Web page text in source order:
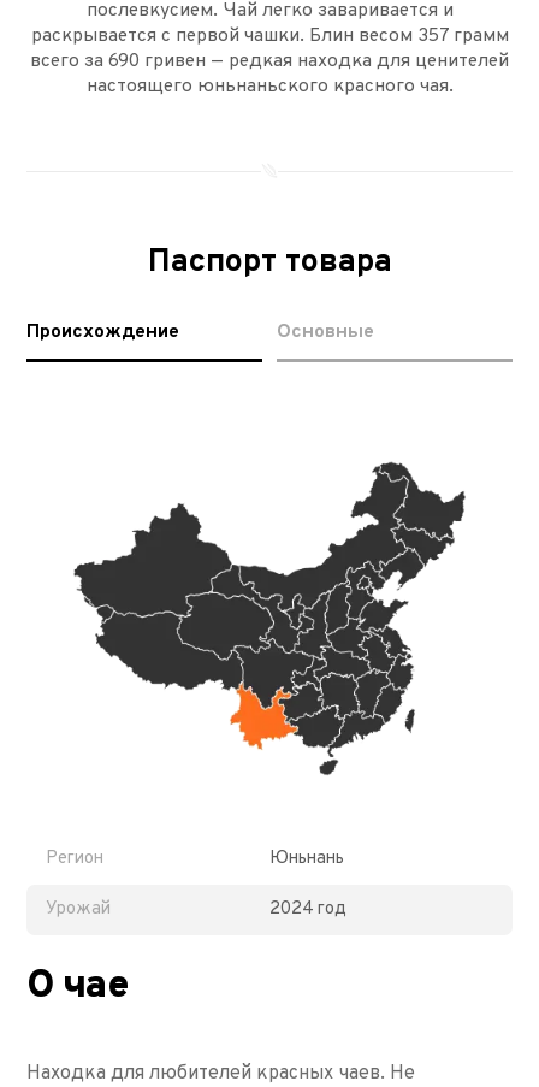
послевкусием. Чай легко заваривается и
раскрывается с первой чашки. Блин весом 357 грамм
всего за 690 гривен — редкая находка для ценителей
настоящего юньнаньского красного чая.
Паспорт товара
Происхождение Основные
Регион Юньнань
Урожай 2024 год
О чае
Находка для любителей красных чаев. Не